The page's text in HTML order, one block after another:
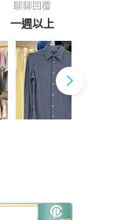
聊聊回覆
一週以上